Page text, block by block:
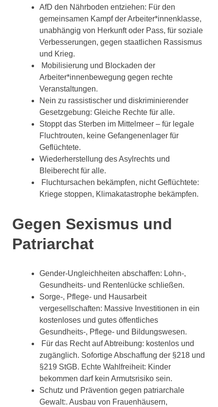
AfD den Nährboden entziehen: Für den
gemeinsamen Kampf der Arbeiter*innenklasse,
unabhängig von Herkunft oder Pass, für soziale
Verbesserungen, gegen staatlichen Rassismus
und Krieg.
Mobilisierung und Blockaden der
Arbeiter*innenbewegung gegen rechte
Veranstaltungen.
Nein zu rassistischer und diskriminierender
Gesetzgebung: Gleiche Rechte für alle.
Stoppt das Sterben im Mittelmeer – für legale
Fluchtrouten, keine Gefangenenlager für
Geflüchtete.
Wiederherstellung des Asylrechts und
Bleiberecht für alle.
Fluchtursachen bekämpfen, nicht Geflüchtete:
Kriege stoppen, Klimakatastrophe bekämpfen.
Gegen Sexismus und
Patriarchat
Gender-Ungleichheiten abschaffen: Lohn-,
Gesundheits- und Rentenlücke schließen.
Sorge-, Pflege- und Hausarbeit
vergesellschaften: Massive Investitionen in ein
kostenloses und gutes öffentliches
Gesundheits-, Pflege- und Bildungswesen.
Für das Recht auf Abtreibung: kostenlos und
zugänglich. Sofortige Abschaffung der §218 und
§219 StGB. Echte Wahlfreiheit: Kinder
bekommen darf kein Armutsrisiko sein.
Schutz und Prävention gegen patriarchale
Gewalt:. Ausbau von Frauenhäusern,